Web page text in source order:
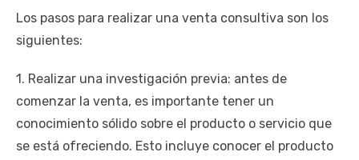
Los pasos para realizar una venta consultiva son los
siguientes:
1. Realizar una investigación previa: antes de
comenzar la venta, es importante tener un
conocimiento sólido sobre el producto o servicio que
se está ofreciendo. Esto incluye conocer el producto